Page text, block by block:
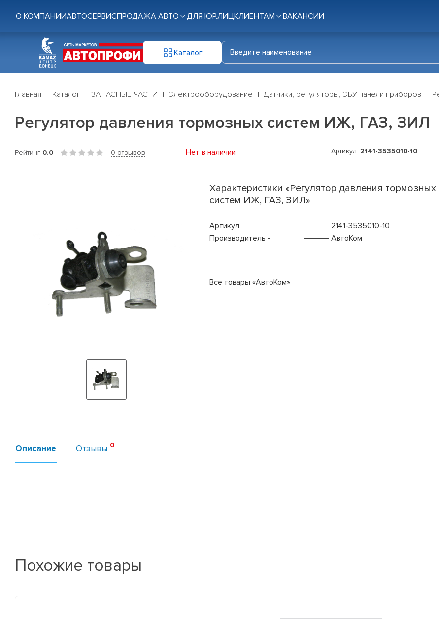
О КОМПАНИИАВТОСЕРВИСПРОДАЖА АВТО ДЛЯ ЮР.ЛИЦКЛИЕНТАМ ВАКАНСИИ
Каталог
Главная Каталог ЗАПАСНЫЕ ЧАСТИ Электрооборудование Датчики, регуляторы, ЭБУ панели приборов
Регулятор давления тормозных систем ИЖ, ГАЗ, ЗИЛ
Рейтинг 0.0 0 отзывов Нет в наличии Артикул: 2141-3535010-10
Характеристики «Регулятор давления тормозных
систем ИЖ, ГАЗ, ЗИЛ»
Артикул
2141-3535010-10
Производитель
АвтоКом
Все товары «АвтоКом»
Описание Отзывы
Похожие товары